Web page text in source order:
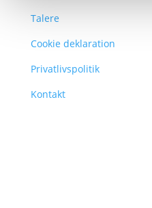
Talere
Cookie deklaration
Privatlivspolitik
Kontakt